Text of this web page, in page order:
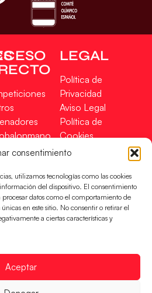
consentimiento
utilizamos tecnologías como las cookies
del dispositivo. El consentimiento
procesar datos como el comportamiento de
en este sitio. No consentir o retirar el
a ciertas características y
Aceptar
LEGAL
Política de
Privacidad
Aviso Legal
Política de
Cookies
Mapa Web
EN
FINANCIADO
los derechos reservados –